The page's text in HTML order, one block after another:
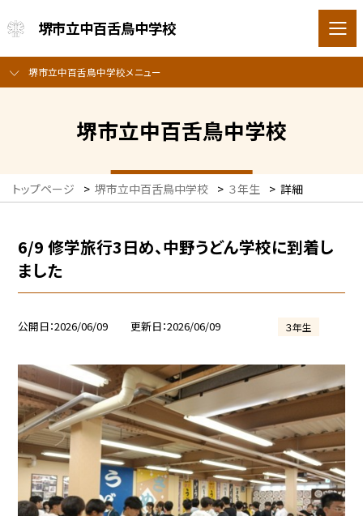
堺市立中百舌鳥中学校
堺市立中百舌鳥中学校メニュー
堺市立中百舌鳥中学校
トップページ > 堺市立中百舌鳥中学校 > ３年生 > 詳細
6/9 修学旅行3日め、中野うどん学校に到着し
ました
公開日 2026/06/09 更新日 2026/06/09 ３年生